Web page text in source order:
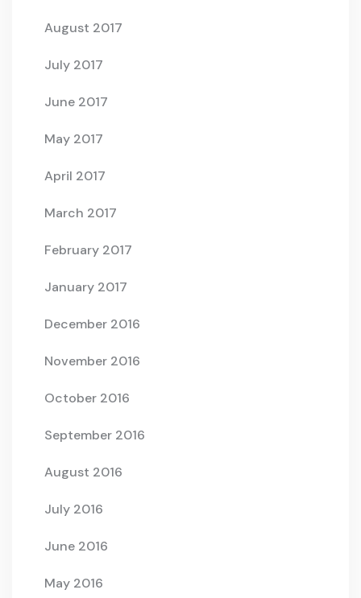
August 2017
July 2017
June 2017
May 2017
April 2017
March 2017
February 2017
January 2017
December 2016
November 2016
October 2016
September 2016
August 2016
July 2016
June 2016
May 2016